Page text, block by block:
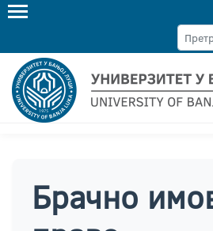
Брачно